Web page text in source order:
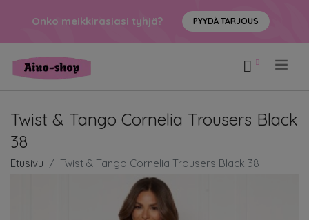
Onko meikkirasiasi tyhjä? PYYDÄ TARJOUS
Twist & Tango Cornelia Trousers Black
38
Etusivu Twist & Tango Cornelia Trousers Black 38